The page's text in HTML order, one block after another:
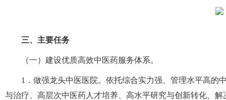
三、主要任务
（一）建设优质高效中医药服务体系。
1．做强龙头中医医院。依托综合实力强、管理水平高的
与治疗、高层次中医药人才培养、高水平研究与创新转化、